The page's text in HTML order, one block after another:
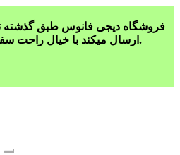
فروشگاه دیجی فانوس طبق گذشته
ارسال میکند با خیال راحت سفارش خود را ثبت کنید.